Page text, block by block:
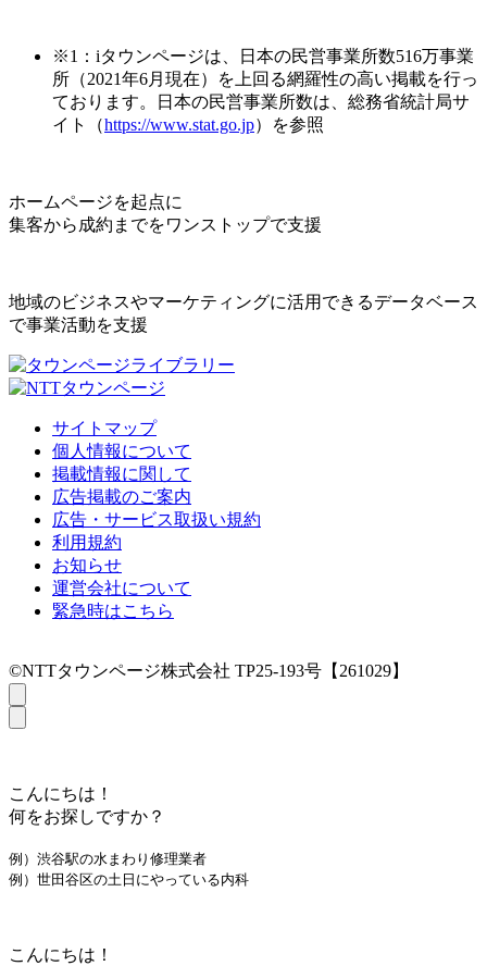
※1：iタウンページは、日本の民営事業所数516万事業
所（2021年6月現在）を上回る網羅性の高い掲載を行っ
ております。日本の民営事業所数は、総務省統計局サ
イト（https://www.stat.go.jp）を参照
ホームページを起点に
集客から成約までをワンストップで支援
地域のビジネスやマーケティングに活用できるデータベース
で事業活動を支援
サイトマップ
個人情報について
掲載情報に関して
広告掲載のご案内
広告・サービス取扱い規約
利用規約
お知らせ
運営会社について
緊急時はこちら
©NTTタウンページ株式会社 TP25-193号【261029】
こんにちは！
何をお探しですか？
例）渋谷駅の水まわり修理業者
例）世田谷区の土日にやっている内科
こんにちは！